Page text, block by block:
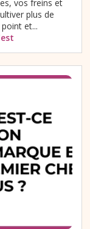
vos freins et
plus de
et...